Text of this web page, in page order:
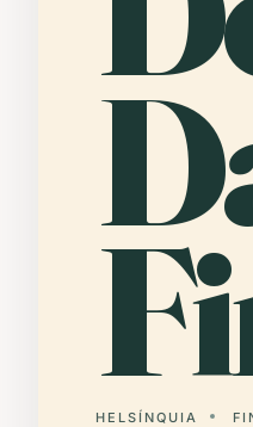
HELSÍNQUIA